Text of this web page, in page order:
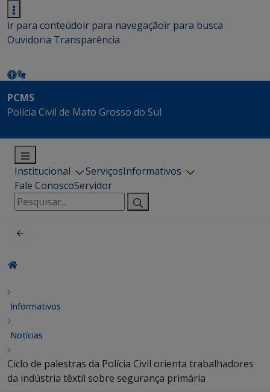
ir para conteúdoir para navegaçãoir para busca
Ouvidoria Transparência
PCMS
Polícia Civil de Mato Grosso do Sul
Institucional ServiçosInformativos
Fale ConoscoServidor
Pesquisar
por:
Informativos
Notícias
Ciclo de palestras da Polícia Civil orienta trabalhadores
da indústria têxtil sobre segurança primária